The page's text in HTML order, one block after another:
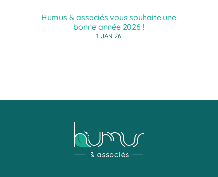
Humus & associés vous souhaite une
bonne année 2026 !
1 JAN 26